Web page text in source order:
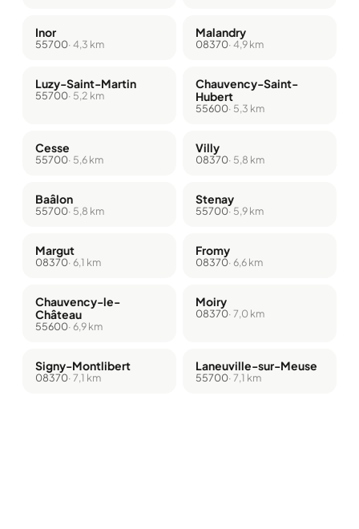
Inor
55700· 4,3 km
Malandry
08370· 4,9 km
Luzy-Saint-Martin
55700· 5,2 km
Chauvency-Saint-
Hubert
55600· 5,3 km
Cesse
55700· 5,6 km
Villy
08370· 5,8 km
Baâlon
55700· 5,8 km
Stenay
55700· 5,9 km
Margut
08370· 6,1 km
Fromy
08370· 6,6 km
Chauvency-le-
Château
55600· 6,9 km
Moiry
08370· 7,0 km
Signy-Montlibert
08370· 7,1 km
Laneuville-sur-Meuse
55700· 7,1 km